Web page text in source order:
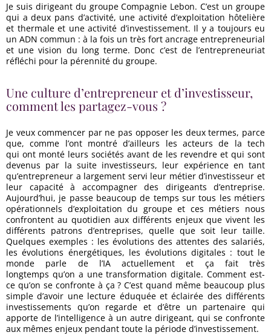
Une culture d’entrepreneur et d’investisseur,
comment les partagez-vous ?
Quelles sont vos différentes stratégies
d’investissement ?
Vous êtes vous-même accompagné par des conseils
lors de vos acquisitions, qu’attendez-vous d’eux ?
Un exemple d’intervention ?
Un mot pour les clients du cabinet qui souhaitent
investir dans l’écosystème entrepreneurial
français ?
Je suis dirigeant du groupe Compagnie Lebon. C’est un groupe
qui a deux pans d’activité, une activité d’exploitation hôtelière
et thermale et une activité d’investissement. Il y a toujours eu
un ADN commun : à la fois un très fort ancrage entrepreneurial
et une vision du long terme. Donc c’est de l’entrepreneuriat
réfléchi pour la pérennité du groupe.
Une culture d’entrepreneur et d’investisseur,
comment les partagez-vous ?
Je veux commencer par ne pas opposer les deux termes, parce
que, comme l’ont montré d’ailleurs les acteurs de la tech
qui ont monté leurs sociétés avant de les revendre et qui sont
devenus par la suite investisseurs, leur expérience en tant
qu’entrepreneur a largement servi leur métier d’investisseur et
leur capacité à accompagner des dirigeants d’entreprise.
Aujourd’hui, je passe beaucoup de temps sur tous les métiers
opérationnels d’exploitation du groupe et ces métiers nous
confrontent au quotidien aux différents enjeux que vivent les
différents patrons d’entreprises, quelle que soit leur taille.
Quelques exemples : les évolutions des attentes des salariés,
les évolutions énergétiques, les évolutions digitales : tout le
monde parle de l’IA actuellement et ça fait très
longtemps qu’on a une transformation digitale. Comment est-
ce qu’on se confronte à ça ? C’est quand même beaucoup plus
simple d’avoir une lecture éduquée et éclairée des différents
investissements qu’on regarde et d’être un partenaire qui
apporte de l’intelligence à un autre dirigeant, qui se confronte
aux mêmes enjeux pendant toute la période d’investissement.